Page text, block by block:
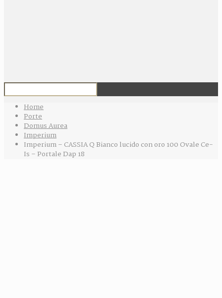
Home
Porte
Domus Aurea
Imperium
Imperium – CASSIA Q Bianco lucido con oro 100 Ovale Ce-
Is – Portale Dap 18